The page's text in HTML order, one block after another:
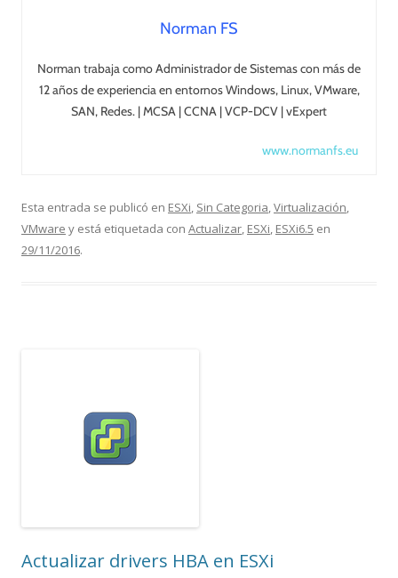
Norman FS
Norman trabaja como Administrador de Sistemas con más de
12 años de experiencia en entornos Windows, Linux, VMware,
SAN, Redes. | MCSA | CCNA | VCP-DCV | vExpert
www.normanfs.eu
Esta entrada se publicó en ESXi, Sin Categoria,Virtualización,
VMware y está etiquetada con Actualizar, ESXi, ESXi6.5 en
29/11/2016.
Actualizar drivers HBA en ESXi